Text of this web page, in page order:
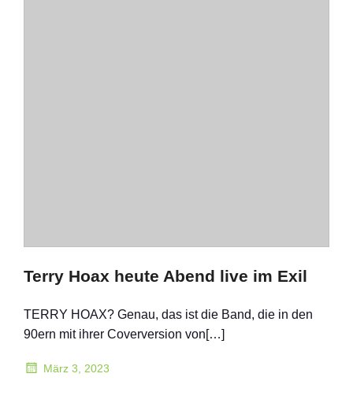
Terry Hoax heute Abend live im Exil
TERRY HOAX? Genau, das ist die Band, die in den
90ern mit ihrer Coverversion von[…]
März 3, 2023